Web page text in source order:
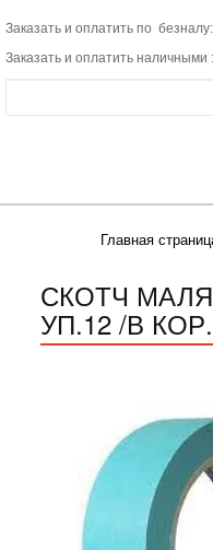
Заказать и оплатить по
Заказать и оплатить наличными
Главная
СКОТЧ
УП.12 /В